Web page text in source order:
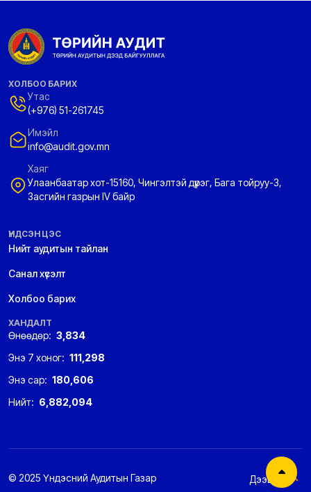
ХОЛБОО БАРИХ
Утас
(+976) 51-261745
Имэйл
info@audit.gov.mn
Хаяг
Улаанбаатар хот-15160, Чингэлтэй дүүрэг, Бага тойруу-3,
Засгийн газрын IV байр
ҮНДСЭН ЦЭС
Нийт аудитын тайлан
Санал хүсэлт
Холбоо барих
ХАНДАЛТ
Өнөөдөр: 3,834
Энэ 7 хоног: 111,298
Энэ сар: 180,606
Нийт: 6,882,094
© 2025 Үндэсний Аудитын Газар Дээшээ